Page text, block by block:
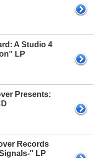
A Studio 4
LP
Presents:
Records
" LP